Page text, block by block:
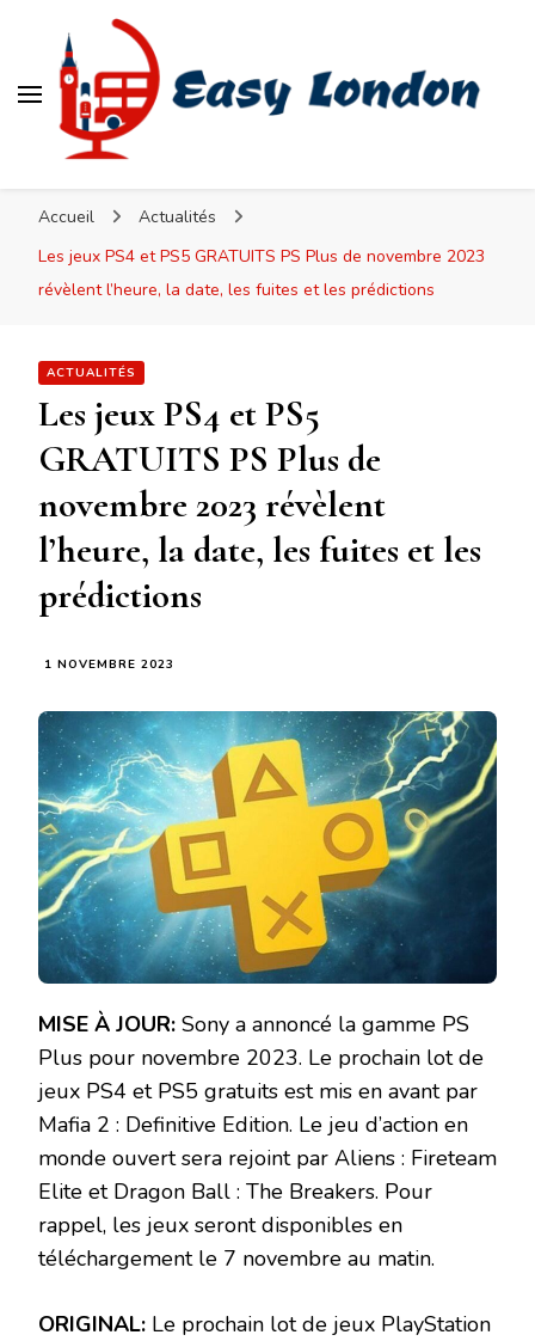
Accueil
Actualités
Les jeux PS4 et PS5 GRATUITS PS Plus de novembre 2023
révèlent l’heure, la date, les fuites et les prédictions
ACTUALITÉS
Les jeux PS4 et PS5
GRATUITS PS Plus de
novembre 2023 révèlent
l’heure, la date, les fuites et les
prédictions
1 NOVEMBRE 2023
MISE À JOUR: Sony a annoncé la gamme PS
Plus pour novembre 2023. Le prochain lot de
jeux PS4 et PS5 gratuits est mis en avant par
Mafia 2 : Definitive Edition. Le jeu d’action en
monde ouvert sera rejoint par Aliens : Fireteam
Elite et Dragon Ball : The Breakers. Pour
rappel, les jeux seront disponibles en
téléchargement le 7 novembre au matin.
ORIGINAL: Le prochain lot de jeux PlayStation